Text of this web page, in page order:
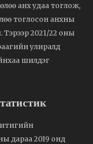
анх удаа тоглож,
тоглосон анхны
2021/22 оны
улиралд
шилдэг
дараа 2019 онд